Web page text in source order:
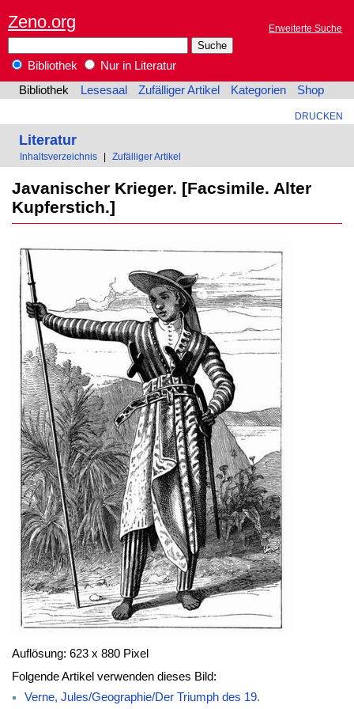
Zeno.org Erweiterte Suche
Bibliothek
Nur in Literatur
Bibliothek
Lesesaal Zufälliger Artikel Kategorien Shop
DRUCKEN
Literatur
Inhaltsverzeichnis Zufälliger Artikel
Javanischer Krieger. [Facsimile. Alter
Kupferstich.]
Auflösung: 623 x 880 Pixel
Folgende Artikel verwenden dieses Bild:
Verne, Jules/Geographie/Der Triumph des 19.